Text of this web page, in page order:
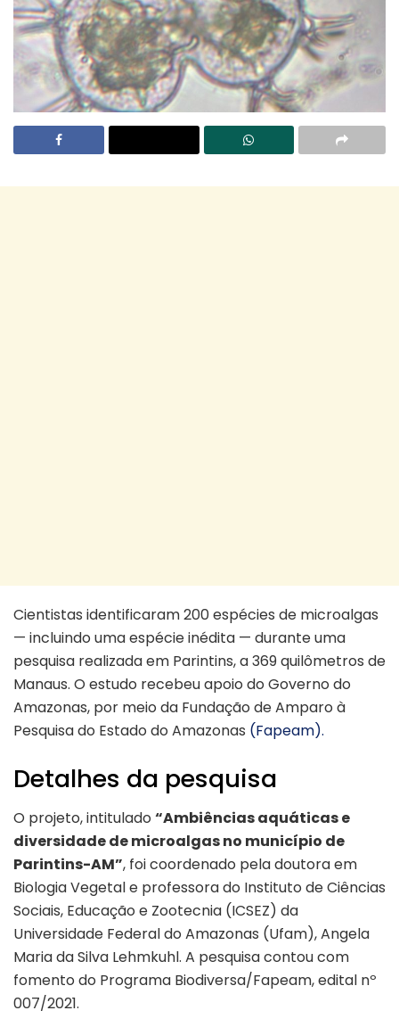
Cientistas identificaram 200 espécies de microalgas
— incluindo uma espécie inédita — durante uma
pesquisa realizada em Parintins, a 369 quilômetros de
Manaus. O estudo recebeu apoio do Governo do
Amazonas, por meio da Fundação de Amparo à
Pesquisa do Estado do Amazonas (Fapeam).
Detalhes da pesquisa
O projeto, intitulado “Ambiências aquáticas e
diversidade de microalgas no município de
Parintins-AM”, foi coordenado pela doutora em
Biologia Vegetal e professora do Instituto de Ciências
Sociais, Educação e Zootecnia (ICSEZ) da
Universidade Federal do Amazonas (Ufam), Angela
Maria da Silva Lehmkuhl. A pesquisa contou com
fomento do Programa Biodiversa/Fapeam, edital nº
007/2021.